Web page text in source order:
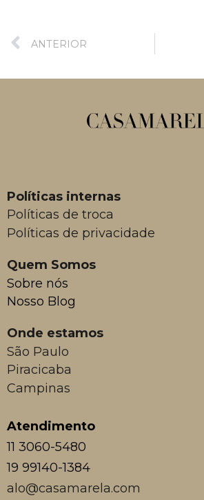
ANTERIOR
Políticas internas
Políticas de troca
Políticas de privacidade
Quem Somos
Sobre nós
Nosso Blog
Onde estamos
São Paulo
Piracicaba
Campinas
Atendimento
11 3060-5480
19 99140-1384
alo@casamarela.com